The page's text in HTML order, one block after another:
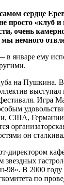
сердце
просто
очень
мы немного
январе ему
на Пушкина.
Игра
США,
он
директором
98». В 2000
по